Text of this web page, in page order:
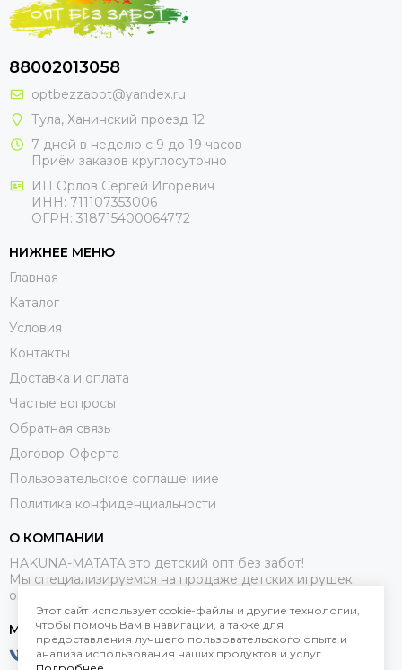
88002013058
optbezzabot@yandex.ru
Тула, Ханинский проезд 12
7 дней в неделю с 9 до 19 часов
Приём заказов круглосуточно
ИП Орлов Сергей Игоревич
ИНН: 711107353006
ОГРН: 318715400064772
НИЖНЕЕ МЕНЮ
Главная
Каталог
Условия
Контакты
Доставка и оплата
Частые вопросы
Обратная связь
Договор-Оферта
Пользовательское соглашениие
Политика конфиденциальности
О КОМПАНИИ
HAKUNA-MATATA это детский опт без забот!
Мы специализируемся на продаже детских игрушек
оптом.
МЕССЕНДЖЕРЫ
Этот сайт использует cookie-файлы и другие технологии,
чтобы помочь Вам в навигации, а также для
предоставления лучшего пользовательского опыта и
анализа использования наших продуктов и услуг.